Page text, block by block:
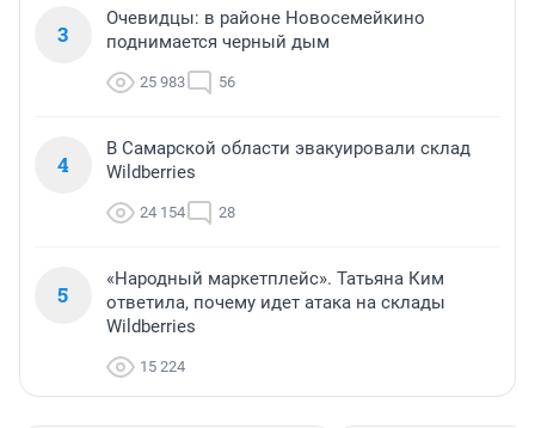
3
Очевидцы: в районе Новосемейкино
поднимается черный дым
25 983 56
4
В Самарской области эвакуировали склад
Wildberries
24 154 28
5
«Народный маркетплейс». Татьяна Ким
ответила, почему идет атака на склады
Wildberries
15 224